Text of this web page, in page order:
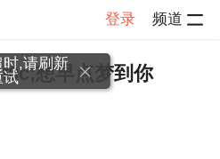
登录 频道
帖子详情
想早点梦到你
时,请刷新
试